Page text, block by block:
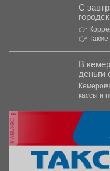
С
👉
👉 Также
В
кассы и пожалел. В
реклама